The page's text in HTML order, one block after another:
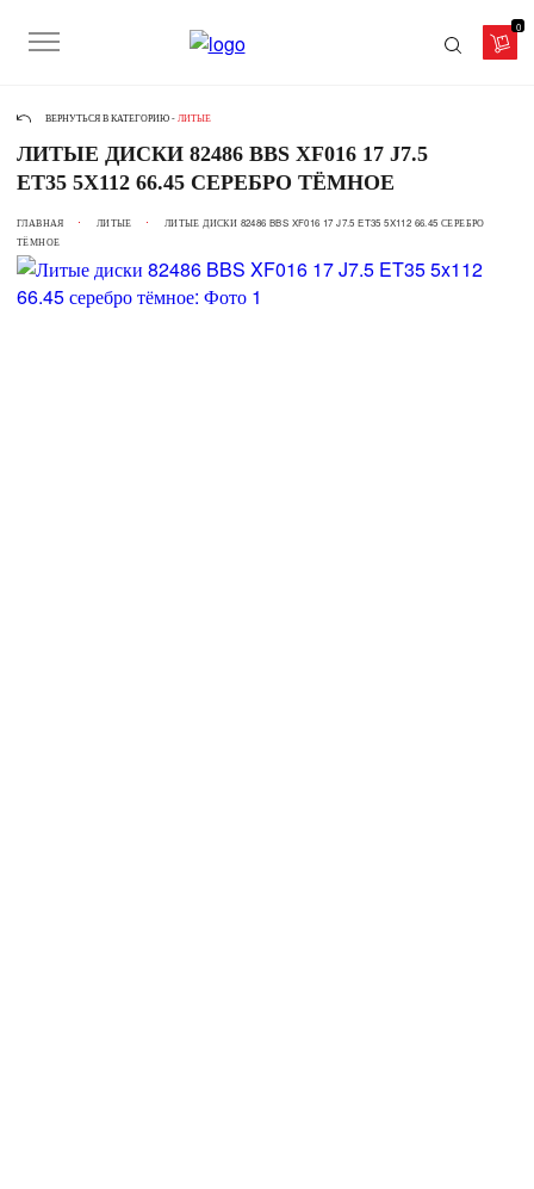
0
ВЕРНУТЬСЯ В КАТЕГОРИЮ - ЛИТЫЕ
ЛИТЫЕ ДИСКИ 82486 BBS XF016 17 J7.5
ET35 5X112 66.45 СЕРЕБРО ТЁМНОЕ
ГЛАВНАЯ ЛИТЫЕ
ЛИТЫЕ ДИСКИ 82486 BBS XF016 17 J7.5 ET35 5X112 66.45 СЕРЕБРО
ТЁМНОЕ